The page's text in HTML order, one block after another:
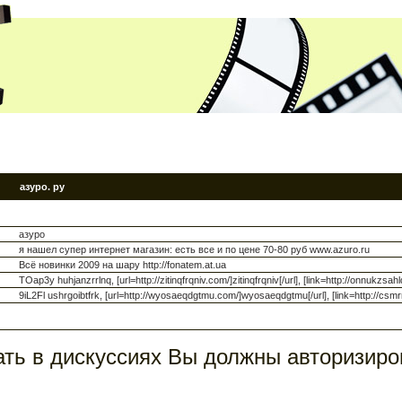
азуро. ру
азуро
я нашел супер интернет магазин: есть все и по цене 70-80 руб www.azuro.ru
Всё новинки 2009 на шару http://fonatem.at.ua
TOap3y huhjanzrrlnq, [url=http://zitinqfrqniv.com/]zitinqfrqniv[/url], [link=http://
9iL2Fl ushrgoibtfrk, [url=http://wyosaeqdgtmu.com/]wyosaeqdgtmu[/url], [link=http://
в дискуссиях Вы должны